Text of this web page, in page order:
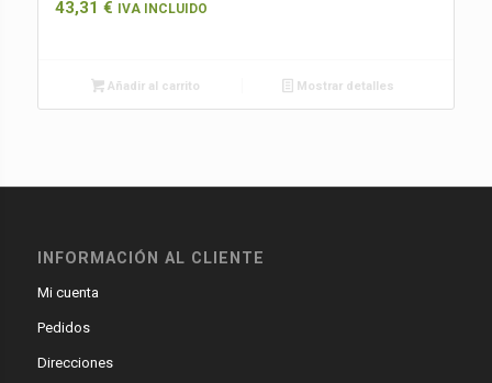
43,31 € IVA INCLUIDO
Añadir al carrito Mostrar detalles
INFORMACIÓN AL CLIENTE
Mi cuenta
Pedidos
Direcciones